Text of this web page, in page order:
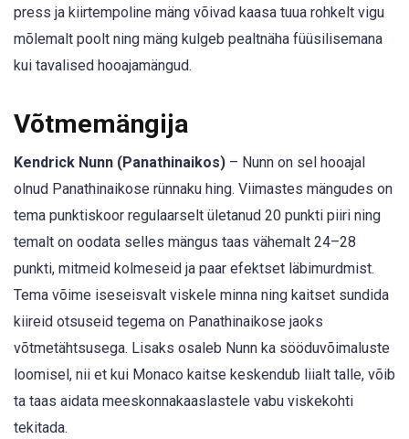
press ja kiirtempoline mäng võivad kaasa tuua rohkelt vigu
mõlemalt poolt ning mäng kulgeb pealtnäha füüsilisemana
kui tavalised hooajamängud.
Võtmemängija
Kendrick Nunn (Panathinaikos) – Nunn on sel hooajal
olnud Panathinaikose rünnaku hing. Viimastes mängudes on
tema punktiskoor regulaarselt ületanud 20 punkti piiri ning
temalt on oodata selles mängus taas vähemalt 24–28
punkti, mitmeid kolmeseid ja paar efektset läbimurdmist.
Tema võime iseseisvalt viskele minna ning kaitset sundida
kiireid otsuseid tegema on Panathinaikose jaoks
võtmetähtsusega. Lisaks osaleb Nunn ka sööduvõimaluste
loomisel, nii et kui Monaco kaitse keskendub liialt talle, võib
ta taas aidata meeskonnakaaslastele vabu viskekohti
tekitada.